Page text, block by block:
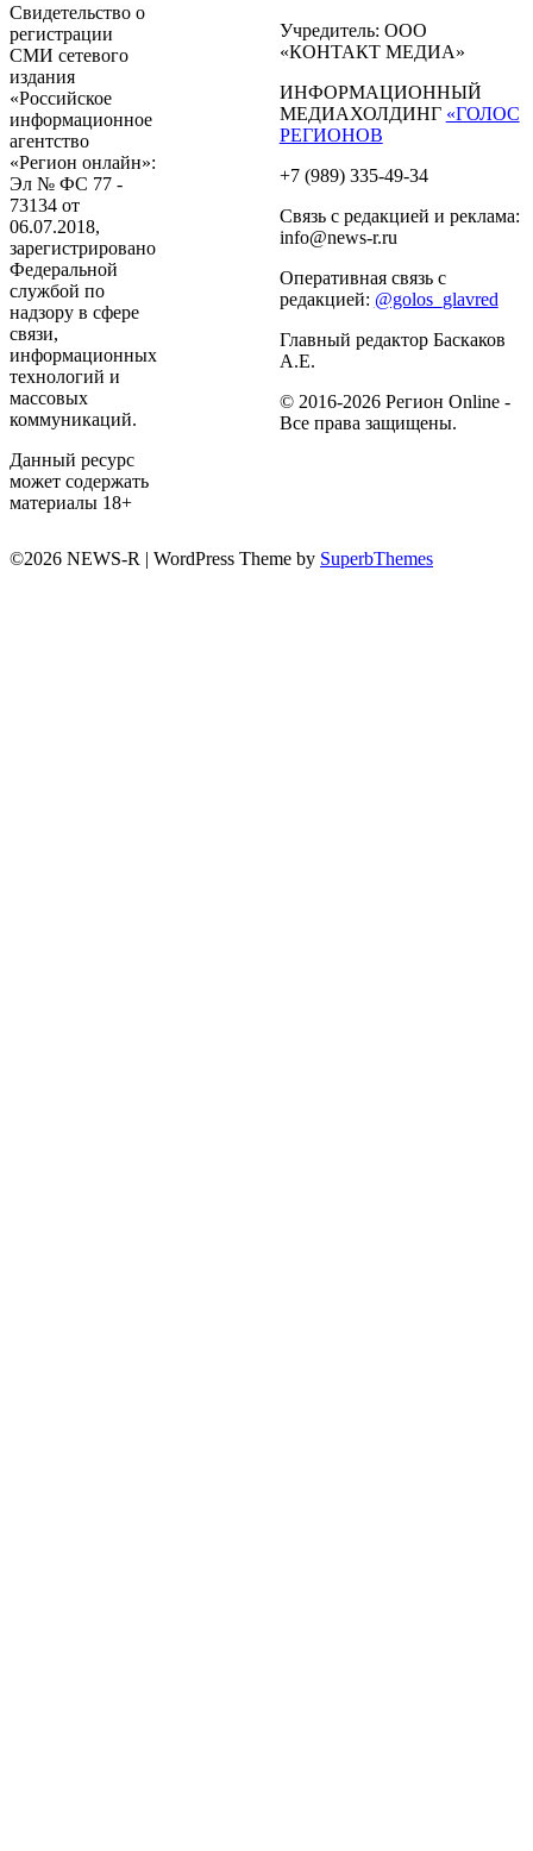
Свидетельство о
регистрации
СМИ сетевого
издания
«Российское
информационное
агентство
«Регион онлайн»:
Эл № ФС 77 -
73134 от
06.07.2018,
зарегистрировано
Федеральной
службой по
надзору в сфере
связи,
информационных
технологий и
массовых
коммуникаций.
Данный ресурс
может содержать
материалы 18+
Учредитель: ООО
«КОНТАКТ МЕДИА»
ИНФОРМАЦИОННЫЙ
МЕДИАХОЛДИНГ «ГОЛОС
РЕГИОНОВ
+7 (989) 335-49-34
Связь с редакцией и реклама:
info@news-r.ru
Оперативная связь с
редакцией: @golos_glavred
Главный редактор Баскаков
А.Е.
© 2016-2026 Регион Online -
Все права защищены.
©2026 NEWS-R | WordPress Theme by SuperbThemes